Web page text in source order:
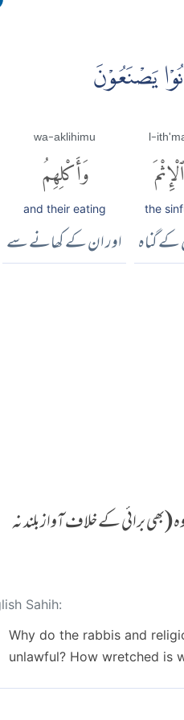
يَصْنَعُوْنَ
l-
ٱلْإِثْمَ
the
گناہ
wa-aklihimu
وَأَكْلِهِمُ
and their eating
اور ان کے کھانے سے
برائی کے خلاف آواز بلند نہ
Sahih:
Why do the rabbis and
unlawful? How wretched is